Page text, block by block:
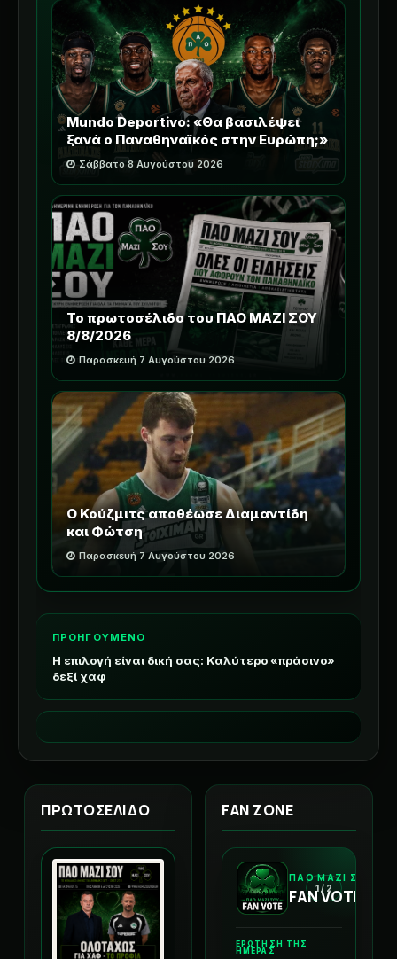
Mundo Deportivo: «Θα βασιλέψει
ξανά ο Παναθηναϊκός στην Ευρώπη;»
Σάββατο 8 Αυγούστου 2026
Το πρωτοσέλιδο του ΠΑΟ ΜΑΖΙ ΣΟΥ
8/8/2026
Παρασκευή 7 Αυγούστου 2026
Ο Κούζμιτς αποθέωσε Διαμαντίδη
και Φώτση
Παρασκευή 7 Αυγούστου 2026
ΠΡΟΗΓΟΥΜΕΝΟ
Η επιλογή είναι δική σας: Καλύτερο «πράσινο»
δεξί χαφ
ΠΡΩΤΟΣΕΛΙΔΟ FAN ZONE
ΠΑΟ ΜΑΖΙ ΣΟΥ
FAN VOTE
1 / 2
ΕΡΩΤΗΣΗ ΤΗΣ
ΗΜΕΡΑΣ